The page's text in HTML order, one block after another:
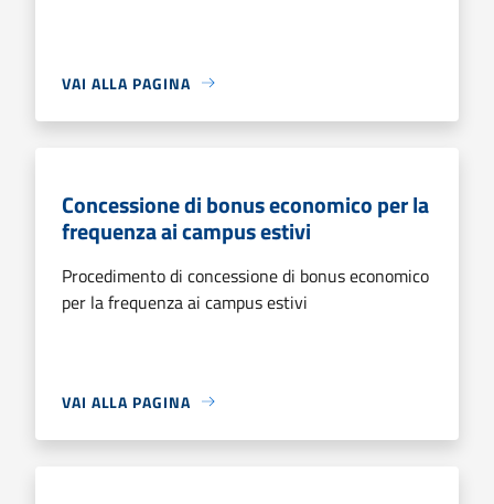
VAI ALLA PAGINA
Concessione di bonus economico per la
frequenza ai campus estivi
Procedimento di concessione di bonus economico
per la frequenza ai campus estivi
VAI ALLA PAGINA